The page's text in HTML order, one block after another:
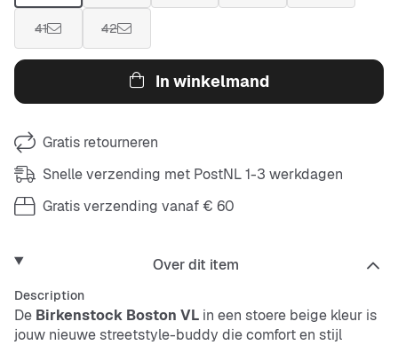
41 42
In winkelmand
Gratis retourneren
Snelle verzending met PostNL 1-3 werkdagen
Gratis verzending vanaf € 60
Over dit item
Description
De Birkenstock Boston VL in een stoere beige kleur is
jouw nieuwe streetstyle-buddy die comfort en stijl